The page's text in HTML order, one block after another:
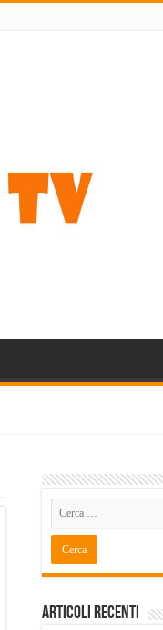
Articoli recenti